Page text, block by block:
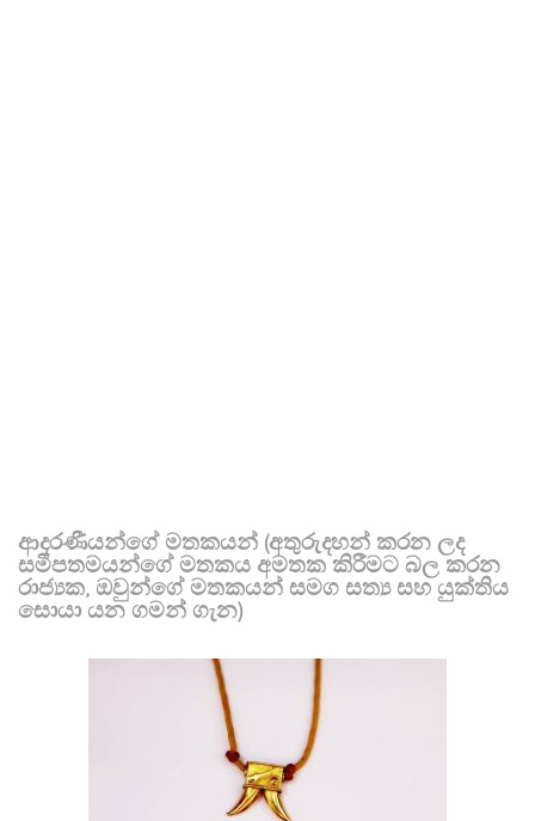
ආදරණීයන්ගේ මතකයන් (අතුරුදහන් කරන ලද
සමීපතමයන්ගේ මතකය අමතක කිරීමට බල කරන
රාජ්‍යක, ඔවුන්ගේ මතකයන් සමග සත්‍ය සහ යුක්තිය
සොයා යන ගමන් ගැන)